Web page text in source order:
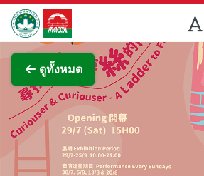
Skip to Main Content
สำนักงานการท่องเที่ยวของรัฐบาลมาเก๊า
ดูทั้งหมด
ภาพขยาย